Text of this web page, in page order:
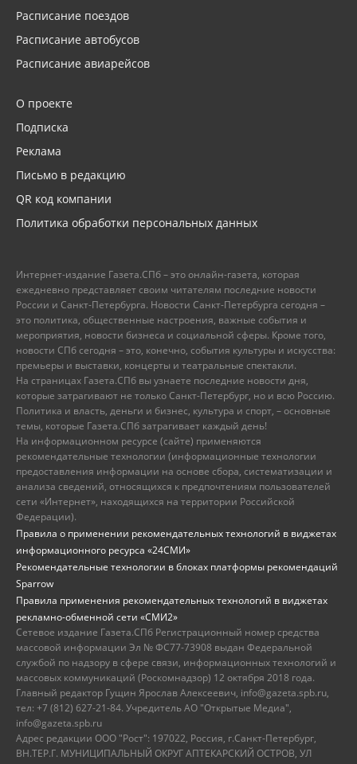
Расписание поездов
Расписание автобусов
Расписание авиарейсов
О проекте
Подписка
Реклама
Письмо в редакцию
QR код компании
Политика обработки персональных данных
Интернет-издание Газета.СПб – это онлайн-газета, которая
ежедневно представляет своим читателям последние новости
России и Санкт-Петербурга. Новости Санкт-Петербурга сегодня –
это политика, общественные настроения, важные события и
мероприятия, новости бизнеса и социальной сферы. Кроме того,
новости СПб сегодня – это, конечно, события культуры и искусства:
премьеры и выставки, концерты и театральные спектакли.
На страницах Газета.СПб вы узнаете последние новости дня,
которые затрагивают не только Санкт-Петербург, но и всю Россию.
Политика и власть, деньги и бизнес, культура и спорт, – основные
темы, которые Газета.СПб затрагивает каждый день!
На информационном ресурсе (сайте) применяются
рекомендательные технологии (информационные технологии
предоставления информации на основе сбора, систематизации и
анализа сведений, относящихся к предпочтениям пользователей
сети «Интернет», находящихся на территории Российской
Федерации).
Правила о применении рекомендательных технологий в виджетах
информационного ресурса «24СМИ»
Рекомендательные технологии в блоках платформы рекомендаций
Sparrow
Правила применения рекомендательных технологий в виджетах
рекламно-обменной сети «СМИ2»
Сетевое издание Газета.СПб Регистрационный номер средства
массовой информации Эл № ФС77-73908 выдан Федеральной
службой по надзору в сфере связи, информационных технологий и
массовых коммуникаций (Роскомнадзор) 12 октября 2018 года.
Главный редактор Гущин Ярослав Алексеевич, info@gazeta.spb.ru,
тел: +7 (812) 627-21-84. Учредитель АО "Открытые Медиа",
info@gazeta.spb.ru
Адрес редакции ООО "Рост": 197022, Россия, г.Санкт-Петербург,
ВН.ТЕР.Г. МУНИЦИПАЛЬНЫЙ ОКРУГ АПТЕКАРСКИЙ ОСТРОВ, УЛ